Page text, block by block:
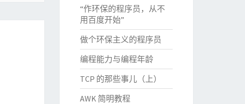
“作环保的程序员，从不
用百度开始”
做个环保主义的程序员
编程能力与编程年龄
TCP 的那些事儿（上）
AWK 简明教程